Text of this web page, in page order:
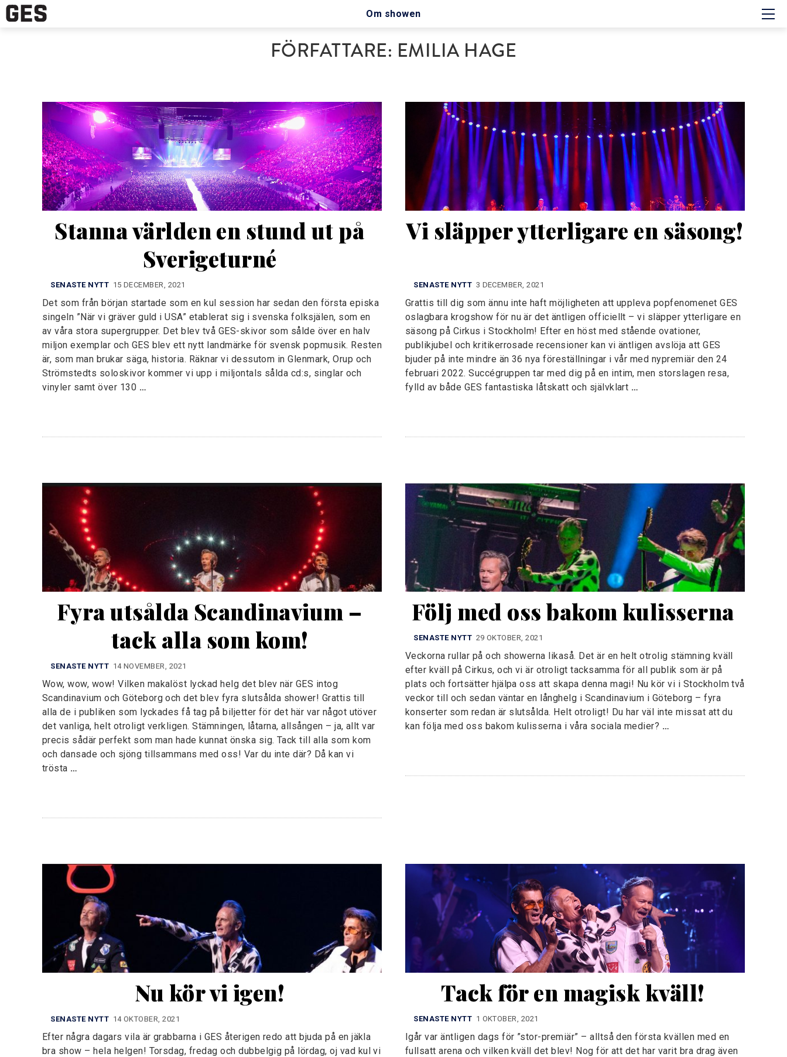
Om showen
Press
FÖRFATTARE: EMILIA HAGE
Stanna världen en stund ut på
Sverigeturné
SENASTE NYTT 15 DECEMBER, 2021
Det som från början startade som en kul session har sedan den första episka
singeln ”När vi gräver guld i USA” etablerat sig i svenska folksjälen, som en
av våra stora supergrupper. Det blev två GES-skivor som sålde över en halv
miljon exemplar och GES blev ett nytt landmärke för svensk popmusik. Resten
är, som man brukar säga, historia. Räknar vi dessutom in Glenmark, Orup och
Strömstedts soloskivor kommer vi upp i miljontals sålda cd:s, singlar och
vinyler samt över 130 …
Vi släpper ytterligare en säsong!
SENASTE NYTT 3 DECEMBER, 2021
Grattis till dig som ännu inte haft möjligheten att uppleva popfenomenet GES
oslagbara krogshow för nu är det äntligen officiellt – vi släpper ytterligare en
säsong på Cirkus i Stockholm! Efter en höst med stående ovationer,
publikjubel och kritikerrosade recensioner kan vi äntligen avslöja att GES
bjuder på inte mindre än 36 nya föreställningar i vår med nypremiär den 24
februari 2022. Succégruppen tar med dig på en intim, men storslagen resa,
fylld av både GES fantastiska låtskatt och självklart …
Fyra utsålda Scandinavium –
tack alla som kom!
SENASTE NYTT 14 NOVEMBER, 2021
Wow, wow, wow! Vilken makalöst lyckad helg det blev när GES intog
Scandinavium och Göteborg och det blev fyra slutsålda shower! Grattis till
alla de i publiken som lyckades få tag på biljetter för det här var något utöver
det vanliga, helt otroligt verkligen. Stämningen, låtarna, allsången – ja, allt var
precis sådär perfekt som man hade kunnat önska sig. Tack till alla som kom
och dansade och sjöng tillsammans med oss! Var du inte där? Då kan vi
trösta …
Följ med oss bakom kulisserna
SENASTE NYTT 29 OKTOBER, 2021
Veckorna rullar på och showerna likaså. Det är en helt otrolig stämning kväll
efter kväll på Cirkus, och vi är otroligt tacksamma för all publik som är på
plats och fortsätter hjälpa oss att skapa denna magi! Nu kör vi i Stockholm två
veckor till och sedan väntar en långhelg i Scandinavium i Göteborg – fyra
konserter som redan är slutsålda. Helt otroligt! Du har väl inte missat att du
kan följa med oss bakom kulisserna i våra sociala medier? …
Nu kör vi igen!
SENASTE NYTT 14 OKTOBER, 2021
Efter några dagars vila är grabbarna i GES återigen redo att bjuda på en jäkla
bra show – hela helgen! Torsdag, fredag och dubbelgig på lördag, oj vad kul vi
Tack för en magisk kväll!
SENASTE NYTT 1 OKTOBER, 2021
Igår var äntligen dags för ”stor-premiär” – alltså den första kvällen med en
fullsatt arena och vilken kväll det blev! Nog för att det har varit bra drag även